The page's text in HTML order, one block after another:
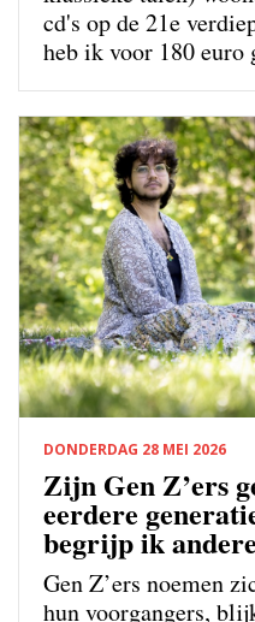
cd's op de 21e
heb ik voor 180 euro
DONDERDAG 28 MEI 2026
Zijn Gen Z’ers
eerdere
begrijp ik
Gen Z’ers noemen
hun voorgangers,